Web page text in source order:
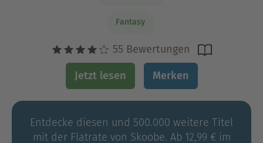
Fantasy
55 Bewertungen
Jetzt lesen Merken
Entdecke diesen und 500.000 weitere Titel
mit der Flatrate von Skoobe. Ab 12,99 € im